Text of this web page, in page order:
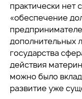
практически нет
«обеспечение
дополнительных
государства
действия
можно было
развитие уже